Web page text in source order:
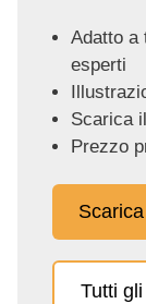
Adatto a
esperti
Scarica
Prezzo
Tutti